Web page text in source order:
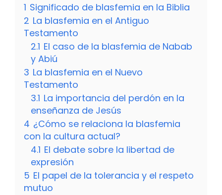
1 Significado de blasfemia en la Biblia
2 La blasfemia en el Antiguo
Testamento
2.1 El caso de la blasfemia de Nabab
y Abiú
3 La blasfemia en el Nuevo
Testamento
3.1 La importancia del perdón en la
enseñanza de Jesús
4 ¿Cómo se relaciona la blasfemia
con la cultura actual?
4.1 El debate sobre la libertad de
expresión
5 El papel de la tolerancia y el respeto
mutuo